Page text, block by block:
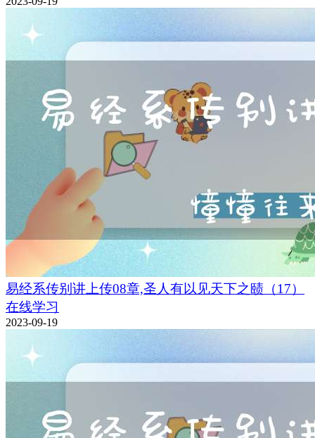
易经系传别讲上传08章,圣人有以见天下之赜（17）
在线学习
2023-09-19